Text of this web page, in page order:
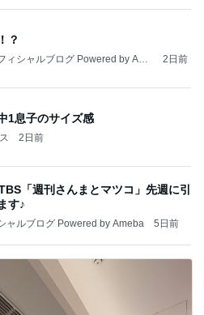
？
ィシャルブログ Powered by Ame
2日前
1息子のサイズ感
2日前
「週刊さんまとマツコ」先週に引
す♪
ャルブログ Powered by Ameba 5日前